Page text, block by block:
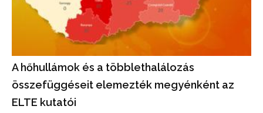
A hőhullámok és a többlethalálozás
összefüggéseit elemezték megyénként az
ELTE kutatói